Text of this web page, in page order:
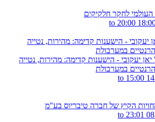
20:00
יעקובי - הישענות קדימה: מהירות, נטייה
במערבולת
15:00
הקיץ של חברה טיבריוס בע"מ
23:01